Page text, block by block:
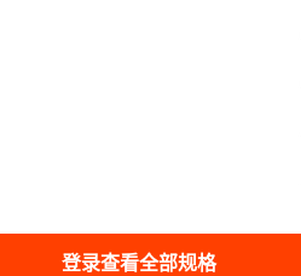
登录查看全部规格